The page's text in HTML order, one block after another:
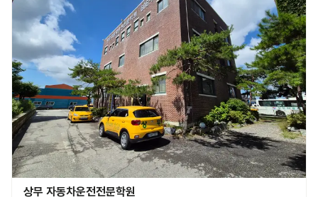
상무 자동차운전전문학원